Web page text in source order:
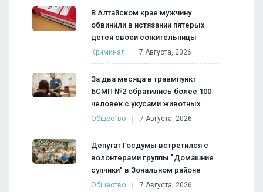
В Алтайском крае мужчину
обвинили в истязании пятерых
детей своей сожительницы
Криминал 7 Августа, 2026
За два месяца в травмпункт
БСМП №2 обратились более 100
человек с укусами животных
Общество 7 Августа, 2026
Депутат Госдумы встретился с
волонтерами группы "Домашние
супчики" в Зональном районе
Общество 7 Августа, 2026